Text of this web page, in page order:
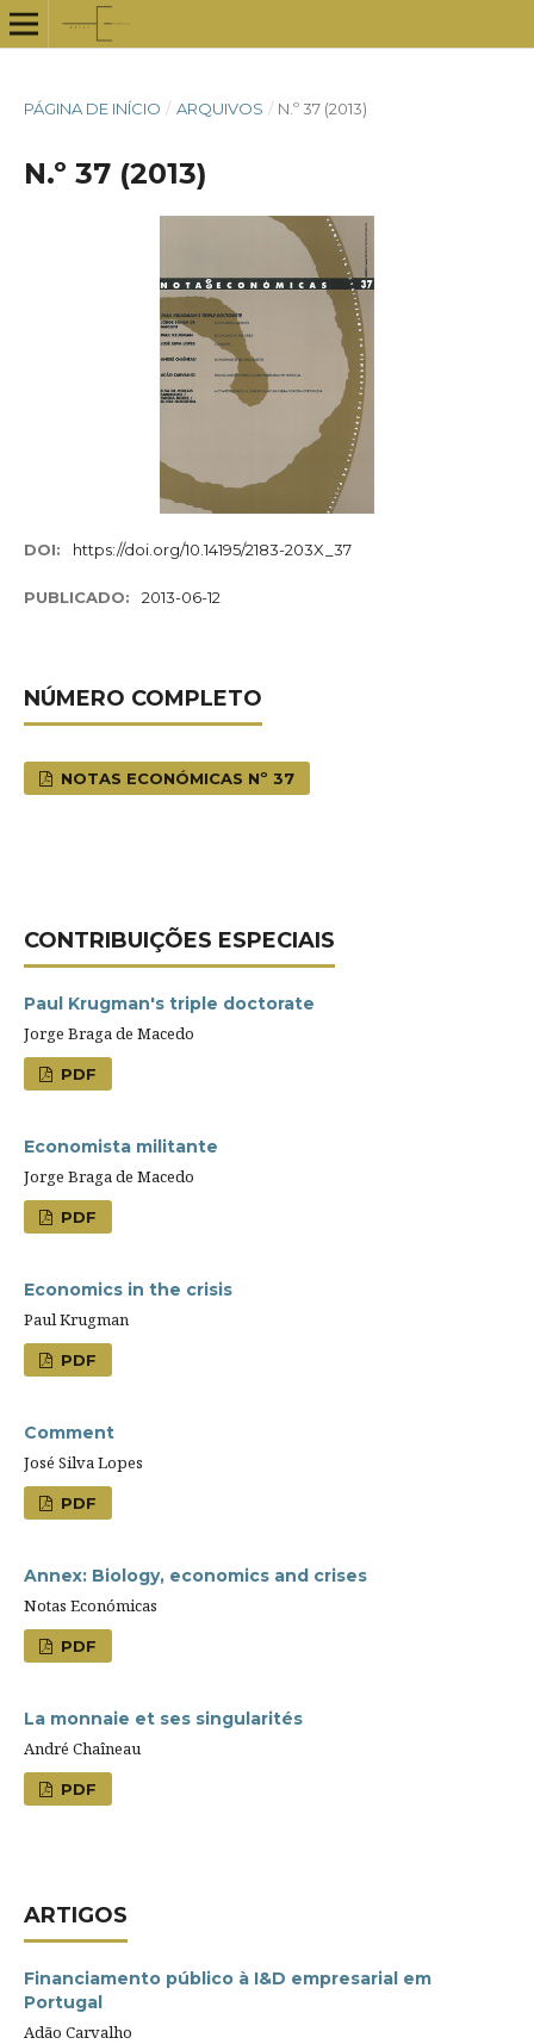
PÁGINA DE INÍCIO / ARQUIVOS / N.º 37 (2013)
N.º 37 (2013)
DOI: https://doi.org/10.14195/2183-203X_37
PUBLICADO: 2013-06-12
NÚMERO COMPLETO
NOTAS ECONÓMICAS Nº 37
CONTRIBUIÇÕES ESPECIAIS
Paul Krugman's triple doctorate
Jorge Braga de Macedo
PDF
Economista militante
Jorge Braga de Macedo
PDF
Economics in the crisis
Paul Krugman
PDF
Comment
José Silva Lopes
PDF
Annex: Biology, economics and crises
Notas Económicas
PDF
La monnaie et ses singularités
André Chaîneau
PDF
ARTIGOS
Financiamento público à I&D empresarial em
Portugal
Adão Carvalho